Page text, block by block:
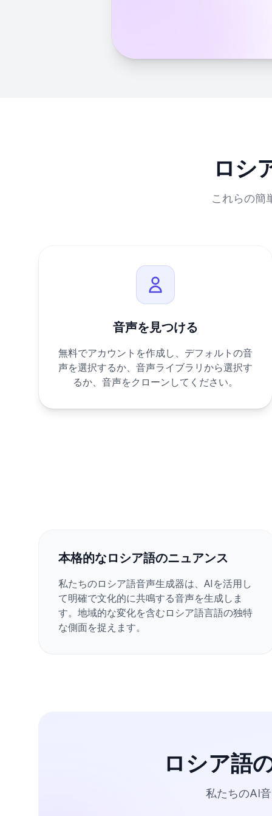
ロシ
これらの簡
音声を見つける
無料でアカウントを作成し、デフォルトの音
声を選択するか、音声ライブラリから選択す
るか、音声をクローンしてください。
本格的なロシア語のニュアンス
私たちのロシア語音声生成器は、AIを活用し
て明確で文化的に共鳴する音声を生成しま
す。地域的な変化を含むロシア語言語の独特
な側面を捉えます。
ロシア語
私たちのAI